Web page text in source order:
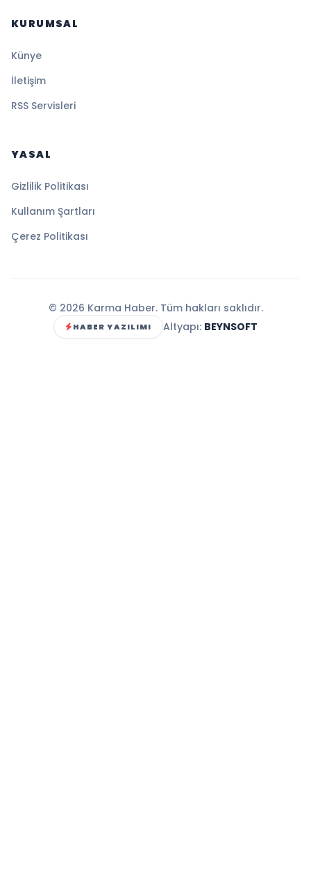
KURUMSAL
Künye
İletişim
RSS Servisleri
YASAL
Gizlilik Politikası
Kullanım Şartları
Çerez Politikası
© 2026 Karma Haber. Tüm hakları saklıdır.
HABER YAZILIMI Altyapı: BEYNSOFT